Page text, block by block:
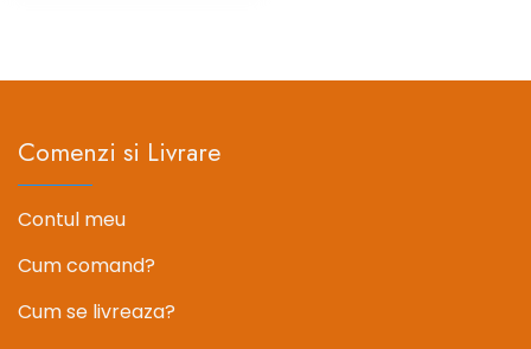
Comenzi si Livrare
Contul meu
Cum comand?
Cum se livreaza?